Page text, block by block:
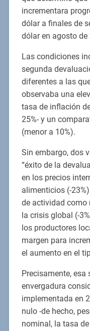
incrementara
dólar a finales de
dólar en agosto de
Las condiciones
segunda
diferentes a las
observaba una
tasa de inflación
25%- y un
(menor a 10%).
Sin embargo, dos
“éxito de la
en los precios
alimenticios (-
de actividad como
la crisis global (-
los productores
margen para
el aumento en el
Precisamente,
envergadura
implementada en
nulo -de hecho,
nominal, la tasa